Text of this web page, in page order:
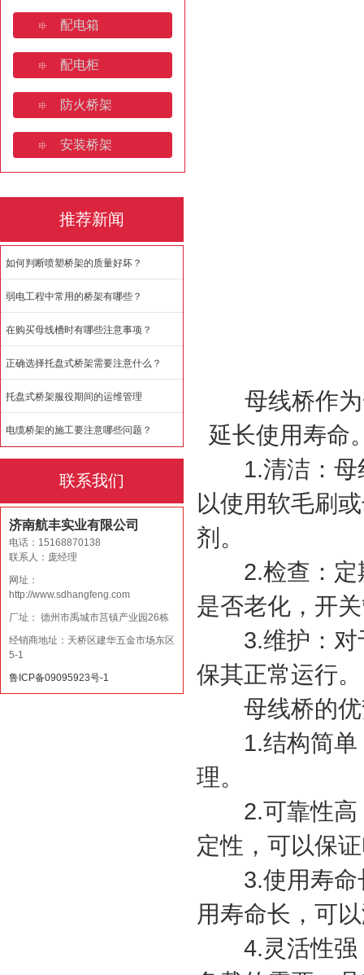
配电箱
配电柜
防火桥架
安装桥架
推荐新闻
如何判断喷塑桥架的质量好坏？
弱电工程中常用的桥架有哪些？
在购买母线槽时有哪些注意事项？
正确选择托盘式桥架需要注意什么？
托盘式桥架服役期间的运维管理
电缆桥架的施工要注意哪些问题？
联系我们
济南航丰实业有限公司
电话：15168870138
联系人：庞经理
网址：
http://www.sdhangfeng.com
厂址： 德州市禹城市莒镇产业园26栋
经销商地址：天桥区建华五金市场东区
5-1
鲁ICP备09095923号-1
母线桥作为
延长使用寿命
1.清洁：母线
以使用软毛刷
剂。
2.检查：定期
是否老化，开
3.维护：对于
保其正常运行。
母线桥的优
1.结构简单：
理。
2.可靠性高：
定性，可以保
3.使用寿命长
用寿命长，可
4.灵活性强：